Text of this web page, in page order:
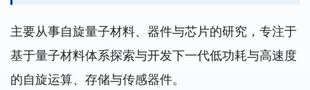
主要从事自旋量子材料、器件与芯片的研究，专注于
基于量子材料体系探索与开发下一代低功耗与高速度
的自旋运算、存储与传感器件。